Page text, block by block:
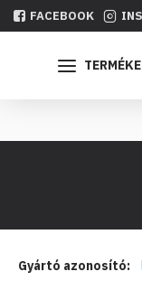
FACEBOOK
Gyártó azonosító: